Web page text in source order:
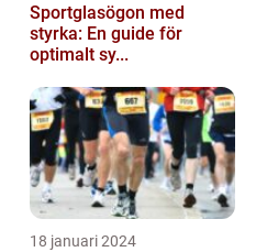
Sportglasögon med
styrka: En guide för
optimalt sy...
18 januari 2024